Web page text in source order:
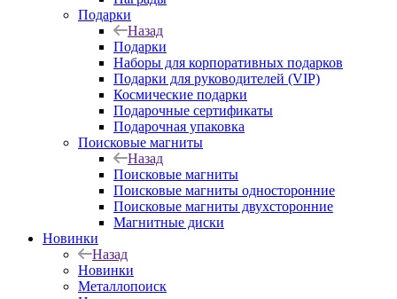
Подарки
Назад
Подарки
Наборы для корпоративных подарков
Подарки для руководителей (VIP)
Космические подарки
Подарочные сертификаты
Подарочная упаковка
Поисковые магниты
Назад
Поисковые магниты
Поисковые магниты односторонние
Поисковые магниты двухсторонние
Магнитные диски
Новинки
Назад
Новинки
Металлопоиск